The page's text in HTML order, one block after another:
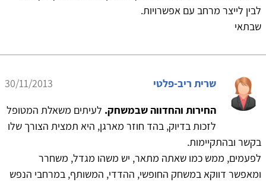
לבין לייצר מרחב עם אפשרויות.
שבתאי
שרית ריב-פלטי
30/11/2013
החירות והחדווה שבמשחק. לעיתים משאלת המטופל
לזכות בדיוק, בהד חוזר מארגן, היא תמצית הצורך שלו
בקשר ובהתקיימות.
לפעמים, ממש כמו שאתה מתאר, יש משהו מגדל, משחרר
ומאפשר דווקא במשחק החופשי, ההדדי, המשותף, במרחבי הנפש